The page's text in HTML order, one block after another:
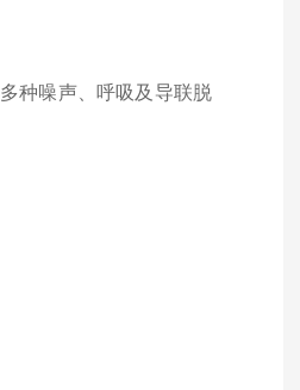
种噪声、呼吸及导联脱